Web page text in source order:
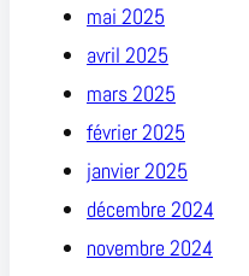
mai 2025
avril 2025
mars 2025
février 2025
janvier 2025
décembre 2024
novembre 2024